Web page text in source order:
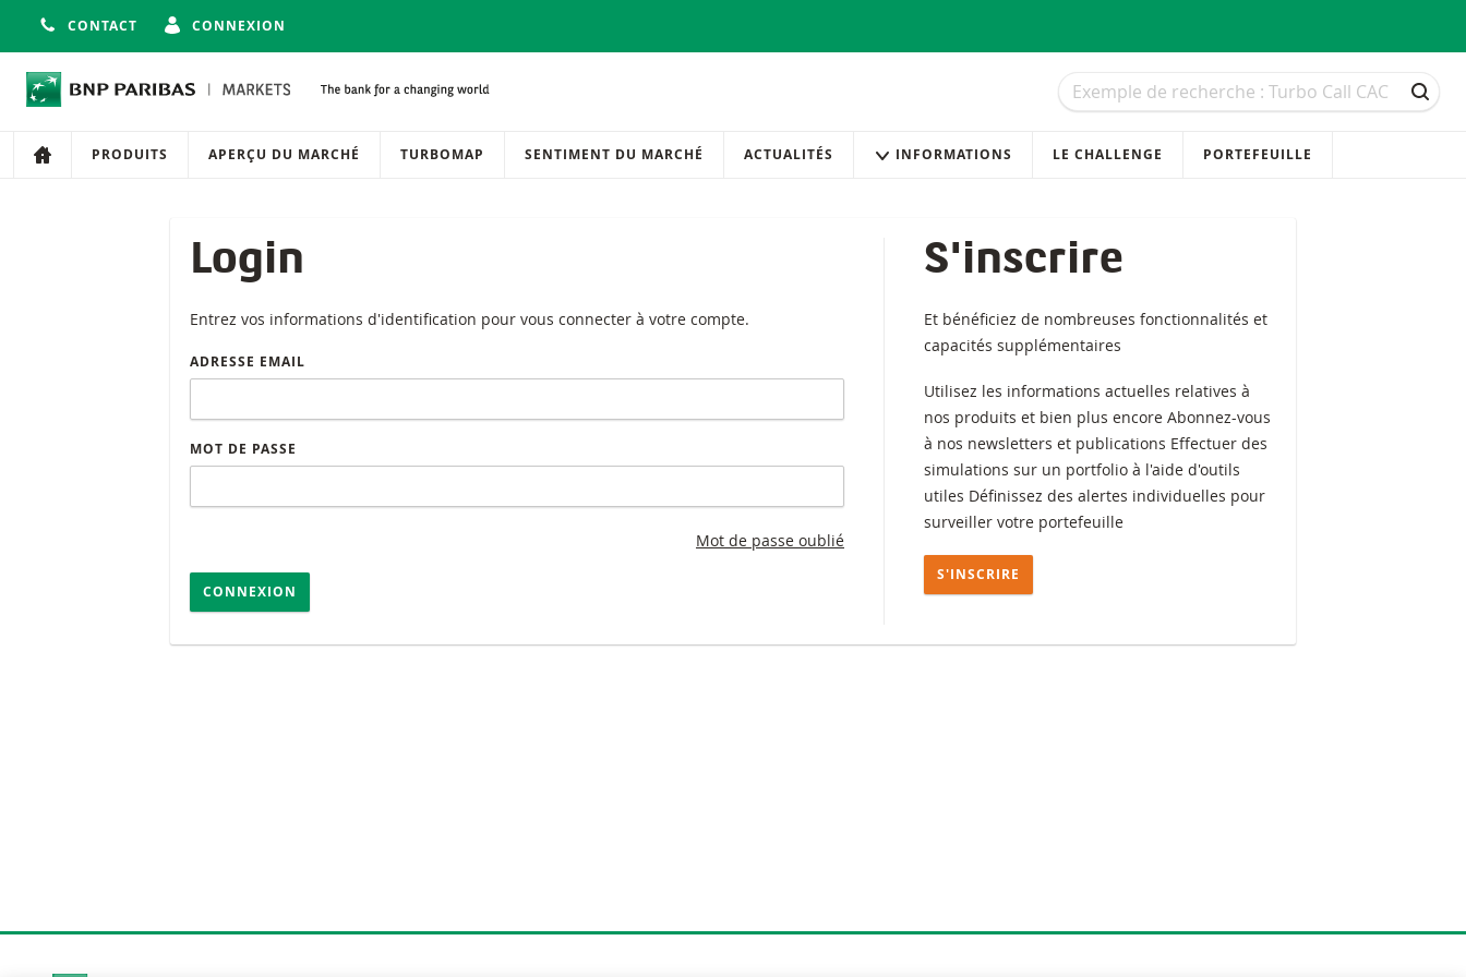
CONTACT CONNEXION
Recherche
Recherche
Navigation
Navigation sur le site
PRODUITS APERÇU DU MARCHÉ TURBOMAP SENTIMENT DU MARCHÉ ACTUALITÉS INFORMATIONS LE CHALLENGE PORTEFEUILLE
Login
Entrez vos informations d'identification pour vous connecter à votre compte.
ADRESSE EMAIL
MOT DE PASSE
Mot de passe oublié
CONNEXION
S'inscrire
Et bénéficiez de nombreuses fonctionnalités et
capacités supplémentaires
Utilisez les informations actuelles relatives à
nos produits et bien plus encore Abonnez-vous
à nos newsletters et publications Effectuer des
simulations sur un portfolio à l'aide d'outils
utiles Définissez des alertes individuelles pour
surveiller votre portefeuille
S'INSCRIRE